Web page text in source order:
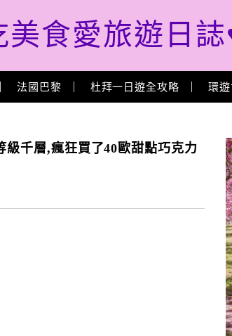
美食愛旅遊日誌
法國巴黎 杜拜一日遊全攻略 環遊
千層,瘋狂買了40歐甜點巧克力